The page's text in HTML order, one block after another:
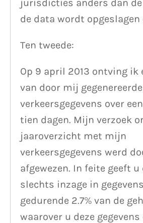
jurisdicties anders dan
de data wordt opgeslagen
Ten tweede:
Op 9 april 2013 ontving ik
van door mij gegenereerde
verkeersgegevens over
tien dagen. Mijn verzoek
jaaroverzicht met mijn
verkeersgegevens werd
afgewezen. In feite geeft u
slechts inzage in
gedurende 2.7% van de
waarover u deze